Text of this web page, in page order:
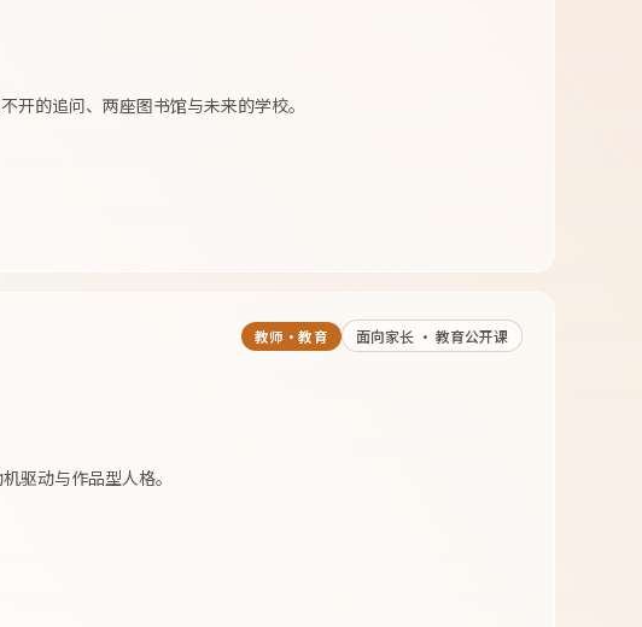
开的追问、两座图书馆与未来的学校。
教师·教育 面向家长 · 教育公开课
驱动与作品型人格。